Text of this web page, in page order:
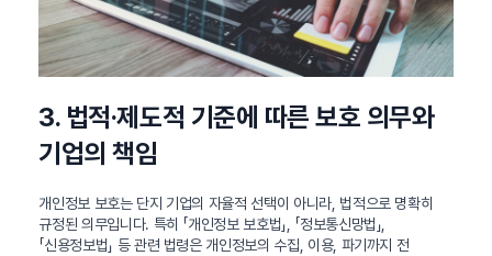
3. 법적·제도적 기준에 따른 보호 의무와
기업의 책임
개인정보 보호는 단지 기업의 자율적 선택이 아니라, 법적으로 명확히
규정된 의무입니다. 특히 「개인정보 보호법」, 「정보통신망법」,
「신용정보법」 등 관련 법령은 개인정보의 수집, 이용, 파기까지 전